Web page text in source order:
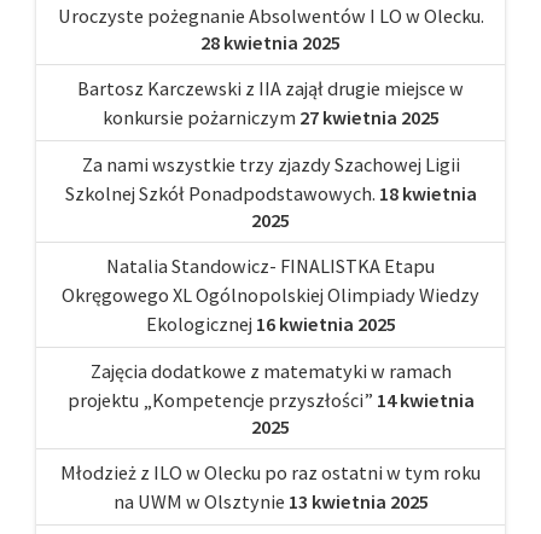
Uroczyste pożegnanie Absolwentów I LO w Olecku.
28 kwietnia 2025
Bartosz Karczewski z IIA zajął drugie miejsce w
konkursie pożarniczym 27 kwietnia 2025
Za nami wszystkie trzy zjazdy Szachowej Ligii
Szkolnej Szkół Ponadpodstawowych. 18 kwietnia
2025
Natalia Standowicz- FINALISTKA Etapu
Okręgowego XL Ogólnopolskiej Olimpiady Wiedzy
Ekologicznej 16 kwietnia 2025
Zajęcia dodatkowe z matematyki w ramach
projektu „Kompetencje przyszłości” 14 kwietnia
2025
Młodzież z ILO w Olecku po raz ostatni w tym roku
na UWM w Olsztynie 13 kwietnia 2025